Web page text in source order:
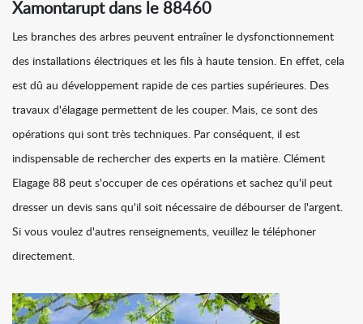
Xamontarupt dans le 88460
Les branches des arbres peuvent entraîner le dysfonctionnement
des installations électriques et les fils à haute tension. En effet, cela
est dû au développement rapide de ces parties supérieures. Des
travaux d'élagage permettent de les couper. Mais, ce sont des
opérations qui sont très techniques. Par conséquent, il est
indispensable de rechercher des experts en la matière. Clément
Elagage 88 peut s'occuper de ces opérations et sachez qu'il peut
dresser un devis sans qu'il soit nécessaire de débourser de l'argent.
Si vous voulez d'autres renseignements, veuillez le téléphoner
directement.